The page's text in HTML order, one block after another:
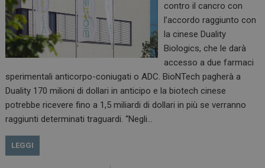
contro il cancro con
l’accordo raggiunto con
la cinese Duality
Biologics, che le darà
accesso a due farmaci
sperimentali anticorpo-coniugati o ADC. BioNTech pagherà a
Duality 170 milioni di dollari in anticipo e la biotech cinese
potrebbe ricevere fino a 1,5 miliardi di dollari in più se verranno
raggiunti determinati traguardi. “Negli…
LEGGI